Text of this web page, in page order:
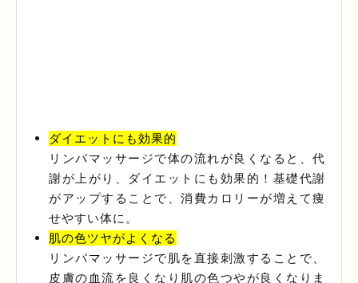
ダイエットにも効果的
リンパマッサージで体の流れが良くなると、代
謝が上がり、ダイエットにも効果的！基礎代謝
がアップすることで、消費カロリーが増えて痩
せやすい体に。
肌の色ツヤがよくなる
リンパマッサージで肌を直接刺激することで、
皮膚の血流を良くなり肌の色つやが良くなりま